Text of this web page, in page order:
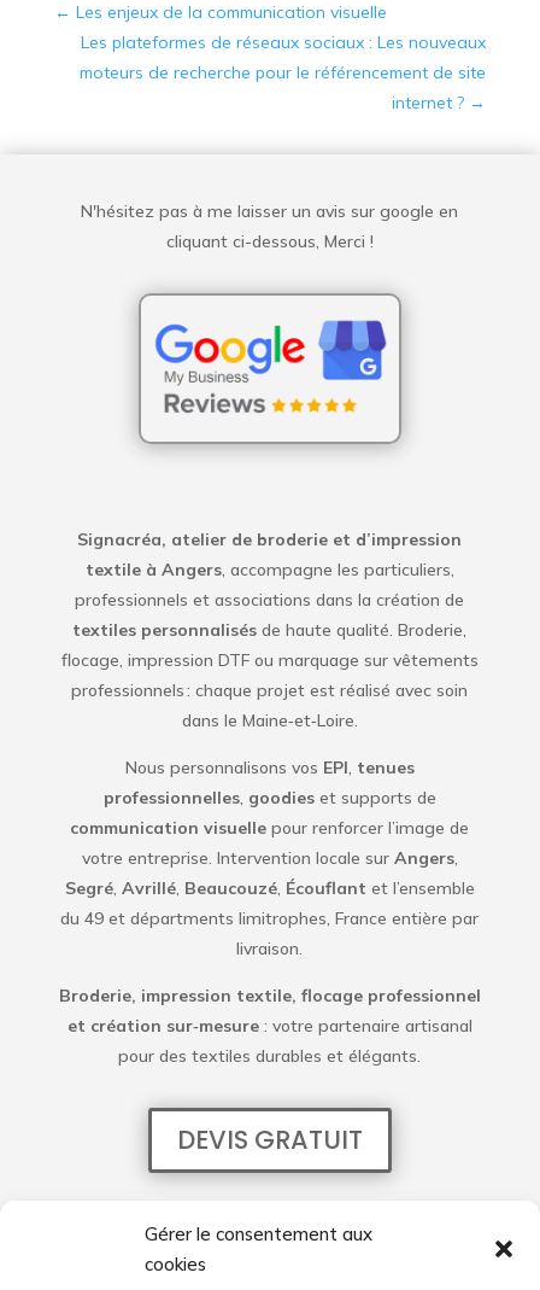
Gérer le consentement aux
cookies
← Les enjeux de la communication visuelle
Les plateformes de réseaux sociaux : Les nouveaux
moteurs de recherche pour le référencement de site
internet ? →
N'hésitez pas à me laisser un avis sur google en
cliquant ci-dessous, Merci !
Signacréa, atelier de broderie et d’impression
textile à Angers, accompagne les particuliers,
professionnels et associations dans la création de
textiles personnalisés de haute qualité. Broderie,
flocage, impression DTF ou marquage sur vêtements
professionnels : chaque projet est réalisé avec soin
dans le Maine‑et‑Loire.
Nous personnalisons vos EPI, tenues
professionnelles, goodieset supports de
communication visuelle pour renforcer l’image de
votre entreprise. Intervention locale sur Angers,
Segré, Avrillé, Beaucouzé, Écouflant et l’ensemble
du 49 et départments limitrophes, France entière par
livraison.
Broderie, impression textile, flocage professionnel
et création sur‑mesure: votre partenaire artisanal
pour des textiles durables et élégants.
DEVIS GRATUIT
Mentions légales
Politique de confidentialité